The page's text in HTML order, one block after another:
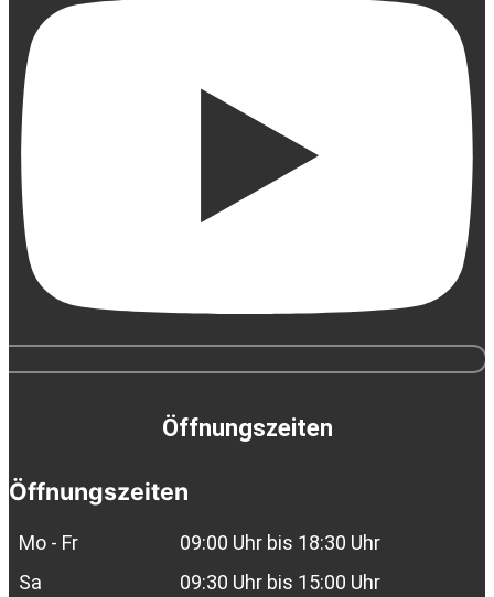
Öffnungszeiten
Öffnungszeiten
Mo - Fr
09:00 Uhr bis 18:30 Uhr
Sa
09:30 Uhr bis 15:00 Uhr